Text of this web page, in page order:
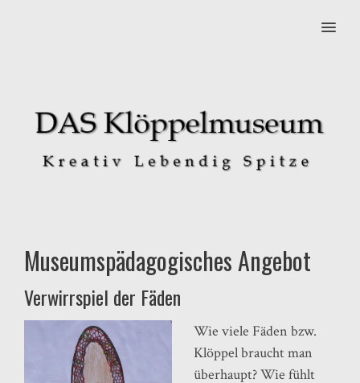
MENU
Museumspädagogisches Angebot
Verwirrspiel der Fäden
Wie viele Fäden bzw.
Klöppel braucht man
überhaupt? Wie fühlt